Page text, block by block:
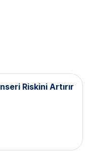
Riskini Artırır